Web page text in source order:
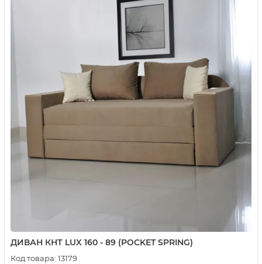
ДИВАН КНТ LUX 160 - 89 (POCKET SPRING)
Код товара: 13179